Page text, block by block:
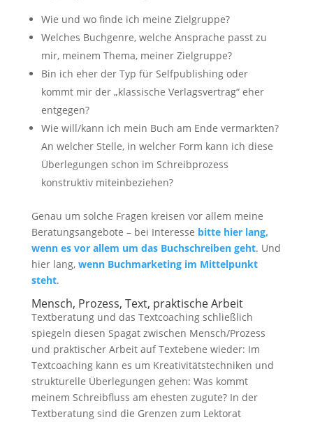
Wie und wo finde ich meine Zielgruppe?
Welches Buchgenre, welche Ansprache passt zu
mir, meinem Thema, meiner Zielgruppe?
Bin ich eher der Typ für Selfpublishing oder
kommt mir der „klassische Verlagsvertrag“ eher
entgegen?
Wie will/kann ich mein Buch am Ende vermarkten?
An welcher Stelle, in welcher Form kann ich diese
Überlegungen schon im Schreibprozess
konstruktiv miteinbeziehen?
Genau um solche Fragen kreisen vor allem meine
Beratungsangebote – bei Interesse bitte hier lang,
wenn es vor allem um das Buchschreiben geht. Und
hier lang,wenn Buchmarketing im Mittelpunkt
steht.
Mensch, Prozess, Text, praktische Arbeit
Textberatung und das Textcoaching schließlich
spiegeln diesen Spagat zwischen Mensch/Prozess
und praktischer Arbeit auf Textebene wieder: Im
Textcoaching kann es um Kreativitätstechniken und
strukturelle Überlegungen gehen: Was kommt
meinem Schreibfluss am ehesten zugute? In der
Textberatung sind die Grenzen zum Lektorat